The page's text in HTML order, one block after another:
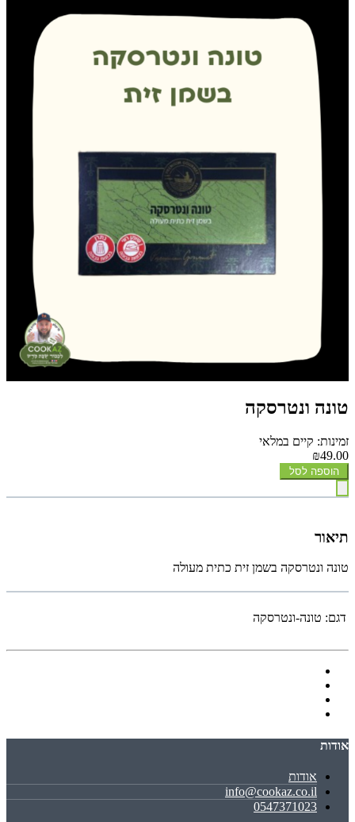
טונה ונטרסקה
זמינות: קיים במלאי
₪49.00
הוספה לסל
תיאור
טונה ונטרסקה בשמן זית כתית מעולה
דגם: טונה-ונטרסקה
אודות
אודות
info@cookaz.co.il
0547371023